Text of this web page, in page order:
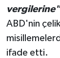
ABD'nin
ifade etti.